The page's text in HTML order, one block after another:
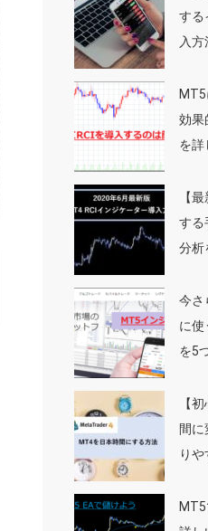
する
入
MT5
効果
を詳
【
する
分析
今さ
に使
を5
【
間
り